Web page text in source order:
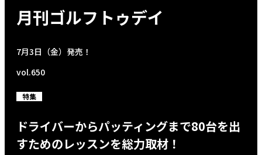
月刊ゴルフトゥデイ
7月3日（金）発売！
vol.650
特集
ドライバーからパッティングまで80台を出
すためのレッスンを総力取材！